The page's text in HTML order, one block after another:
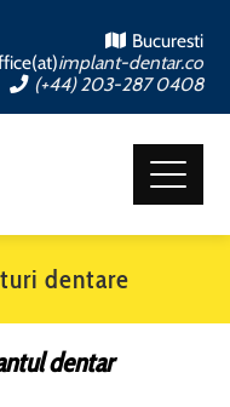
Bucuresti
implant-dentar.co
(+44) 203-287 0408
dentare
dentar